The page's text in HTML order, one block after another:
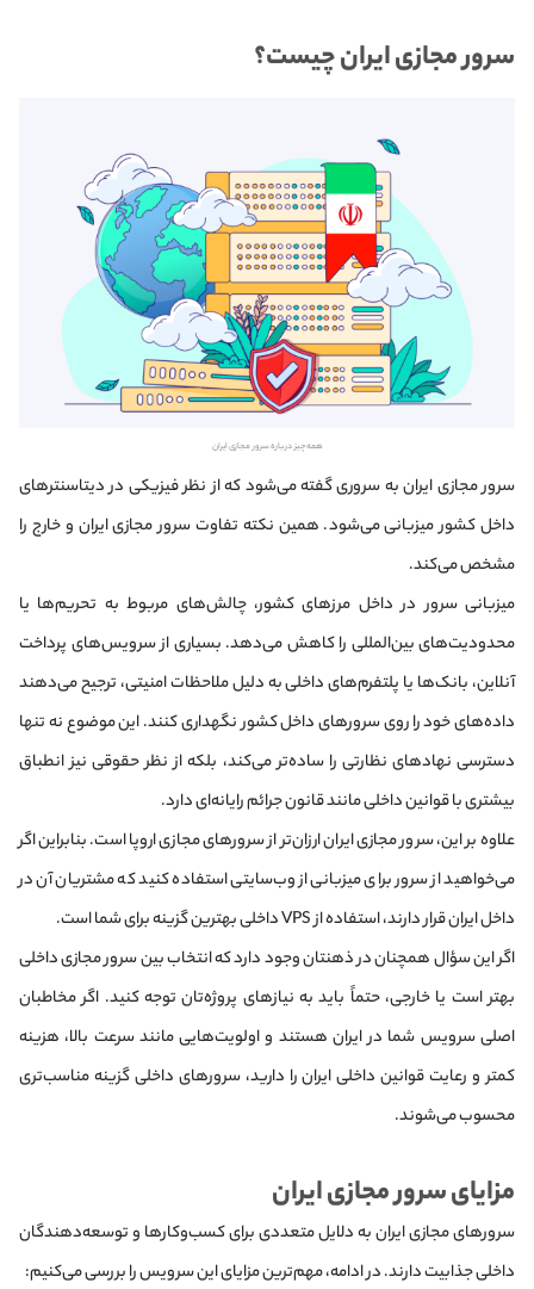
سرور مجازی ایران چیست؟
همه چیز درباره سرور مجازی ایران
سرور مجازی ایران به سروری گفته می‌شود که از نظر فیزیکی در دیتاسنترهای
داخل کشور میزبانی می‌شود. همین نکته تفاوت سرور مجازی ایران و خارج را
مشخص می‌کند.
میزبانی سرور در داخل مرزهای کشور، چالش‌های مربوط به تحریم‌ها یا
محدودیت‌های بین‌المللی را کاهش می‌دهد. بسیاری از سرویس‌های پرداخت
آنلاین، بانک‌ها یا پلتفرم‌های داخلی به دلیل ملاحظات امنیتی، ترجیح می‌دهند
داده‌های خود را روی سرورهای داخل کشور نگهداری کنند. این موضوع نه تنها
دسترسی نهادهای نظارتی را ساده‌تر می‌کند، بلکه از نظر حقوقی نیز انطباق
بیشتری با قوانین داخلی مانند قانون جرائم رایانه‌ای دارد.
علاوه بر این، سرور مجازی ایران ارزان‌تر از سرورهای مجازی اروپا است. بنابراین اگر
می‌خواهید از سرور برای میزبانی از وب‌سایتی استفاده کنید که مشتریان آن در
داخل ایران قرار دارند، استفاده از VPS داخلی بهترین گزینه‌ برای شما است.
اگر این سؤال همچنان در ذهنتان وجود دارد که انتخاب بین سرور مجازی داخلی
بهتر است یا خارجی، حتماً باید به نیازهای پروژه‌تان توجه کنید. اگر مخاطبان
اصلی سرویس شما در ایران هستند و اولویت‌هایی مانند سرعت بالا، هزینه
کمتر و رعایت قوانین داخلی ایران را دارید، سرورهای داخلی گزینه مناسب‌تری
محسوب می‌شوند.
مزایای سرور مجازی ایران
سرورهای مجازی ایران به دلایل متعددی برای کسب‌وکارها و توسعه‌دهندگان
داخلی جذابیت دارند. در ادامه، مهم‌ترین مزایای این سرویس را بررسی می‌کنیم: